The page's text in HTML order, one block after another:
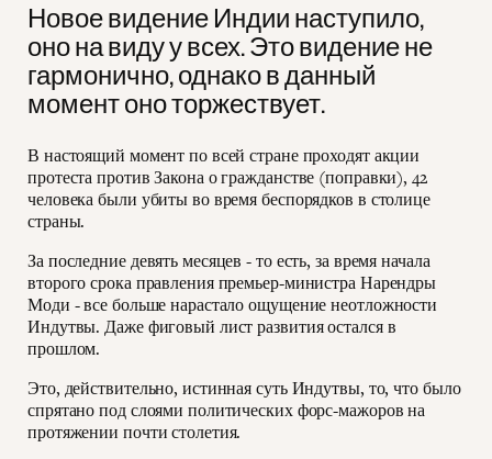
Новое видение Индии наступило,
оно на виду у всех. Это видение не
гармонично, однако в данный
момент оно торжествует.
В настоящий момент по всей стране проходят акции
протеста против Закона о гражданстве (поправки), 42
человека были убиты во время беспорядков в столице
страны.
За последние девять месяцев - то есть, за время начала
второго срока правления премьер-министра Нарендры
Моди - все больше нарастало ощущение неотложности
Индутвы. Даже фиговый лист развития остался в
прошлом.
Это, действительно, истинная суть Индутвы, то, что было
спрятано под слоями политических форс-мажоров на
протяжении почти столетия.